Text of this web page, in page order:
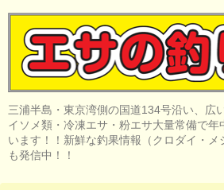
三浦半島・東京湾側の国道134号沿い、広
イソメ類・冷凍エサ・粉エサ大量常備で年
います！！新鮮な釣果情報（クロダイ・メ
も発信中！！
H O M E
取 扱 商 品
釣 果 情 報